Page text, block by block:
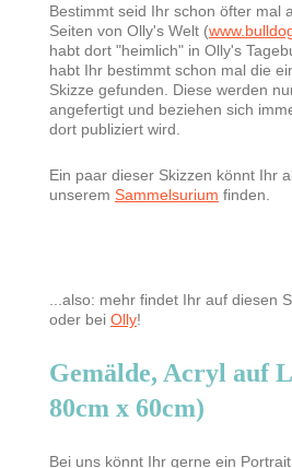
Bestimmt seid Ihr schon öfter mal
Seiten von Olly's Welt (
habt dort "heimlich" in Olly's
habt Ihr bestimmt schon mal die
Skizze gefunden. Diese werden
angefertigt und beziehen sich
dort publiziert wird.
Ein paar dieser Skizzen könnt Ihr
unserem Sammelsurium finden.
...also: mehr findet Ihr auf diesen
oder bei Olly!
Gemälde, Acryl auf
80cm x 60cm)
Bei uns könnt Ihr gerne ein